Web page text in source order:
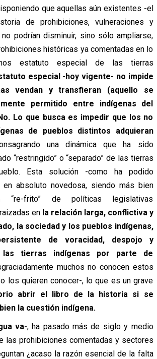
que aquellas aún existentes -el
de prohibiciones, vulneraciones y
podrían disminuir, sino sólo ampliarse,
históricas ya comentadas en lo
estatuto especial de las tierras
especial -hoy vigente- no impide
vendan y transfieran (aquello se
permitido entre indígenas del
Lo que busca es impedir que los no
de pueblos distintos adquieran
una dinámica que ha sido
“restringido” o “separado” de las tierras
Esta solución -como ha podido
absoluto novedosa, siendo más bien
“re-frito” de políticas legislativas
en la relación larga, conflictiva y
la sociedad y los pueblos indígenas,
de voracidad, despojo y
las tierras indígenas por parte de
muchos no conocen estos
los quieren conocer-, lo que es un grave
abrir el libro de la historia si se
la cuestión indígena.
va-, ha pasado más de siglo y medio
las prohibiciones comentadas y sectores
¿acaso la razón esencial de la falta